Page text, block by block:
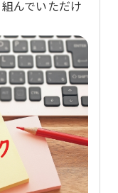
んでいただけ